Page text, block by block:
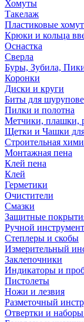
Хомуты
Такелаж
Пластиковые
Крюки и кольца
Оснастка
Сверла
Буры, Зубила,
Коронки
Диски и круги
Биты для
Пилки и полотна
Метчики, плашки,
Щетки и Чашки
Строительная
Монтажная пена
Клей пена
Клей
Герметики
Очистители
Смазки
Защитные
Ручной инструмент
Степлеры и скобы
Измерительный
Заклепочники
Индикаторы и
Пистолеты
Ножи и лезвия
Разметочный
Отвертки и наборы